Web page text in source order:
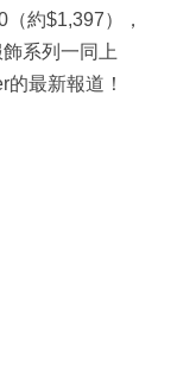
約$1,397），
系列一同上
最新報道！